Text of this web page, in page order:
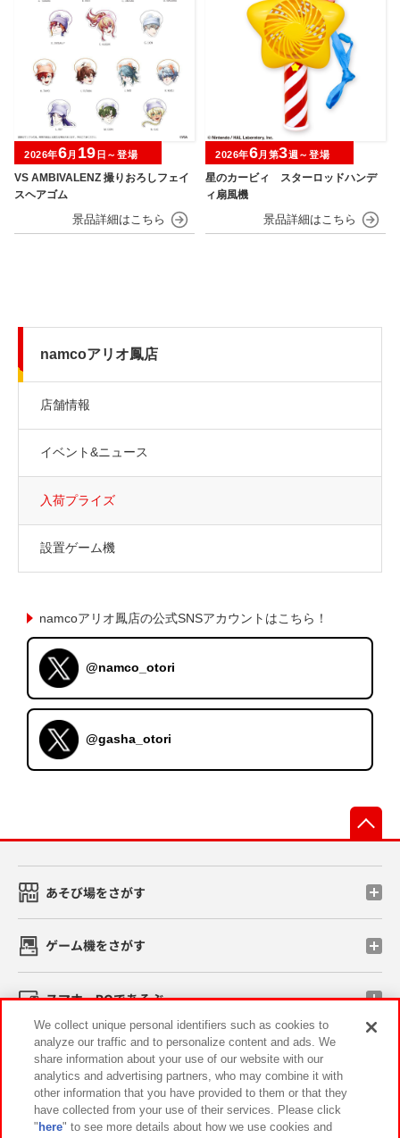
VS AMBIVALENZ 撮りおろしフェイ
スヘアゴム
2026年6月 19 日～登場
星のカービィ スターロッドハンデ
ィ扇風機
2026年6月第3週～登場
namcoアリオ鳳店
店舗情報
イベント&ニュース
入荷プライズ
設置ゲーム機
namcoアリオ鳳店の公式SNSアカウントはこちら！
@namco_otori
@gasha_otori
あそび場をさがす
ゲーム機をさがす
スマホ・PCであそぶ
イベント・キャンペーン
We collect unique personal identifiers such as cookies to
analyze our traffic and to personalize content and ads. We
share information about your use of our website with our
analytics and advertising partners, who may combine it with
other information that you have provided to them or that they
have collected from your use of their services. Please click
" here" to see more details about how we use cookies and